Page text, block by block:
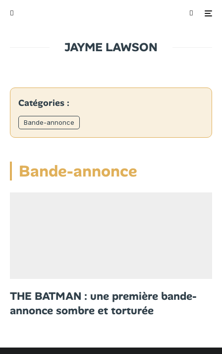
JAYME LAWSON
Catégories :
Bande-annonce
Bande-annonce
THE BATMAN : une première bande-
annonce sombre et torturée